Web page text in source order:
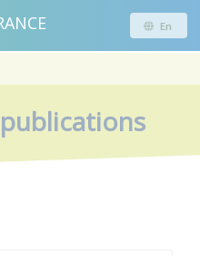
En